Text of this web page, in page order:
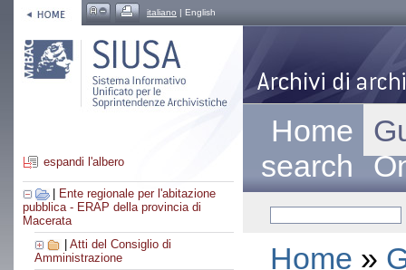
italiano | English
espandi l'albero
Ente regionale per l'abitazione
pubblica - ERAP della provincia di
Macerata
Atti del Consiglio di
Amministrazione
Home
search
Home »